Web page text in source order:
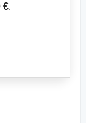
€.